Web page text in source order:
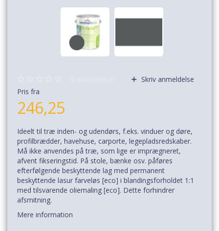
Skriv anmeldelse
Pris fra
246,25
Ideelt til træ inden- og udendørs, f.eks. vinduer og døre,
profilbrædder, havehuse, carporte, legepladsredskaber.
Må ikke anvendes på træ, som lige er imprægneret,
afvent fikseringstid. På stole, bænke osv. påføres
efterfølgende beskyttende lag med permanent
beskyttende lasur farveløs [eco] i blandingsforholdet 1:1
med tilsvarende oliemaling [eco]. Dette forhindrer
afsmitning.
Mere information